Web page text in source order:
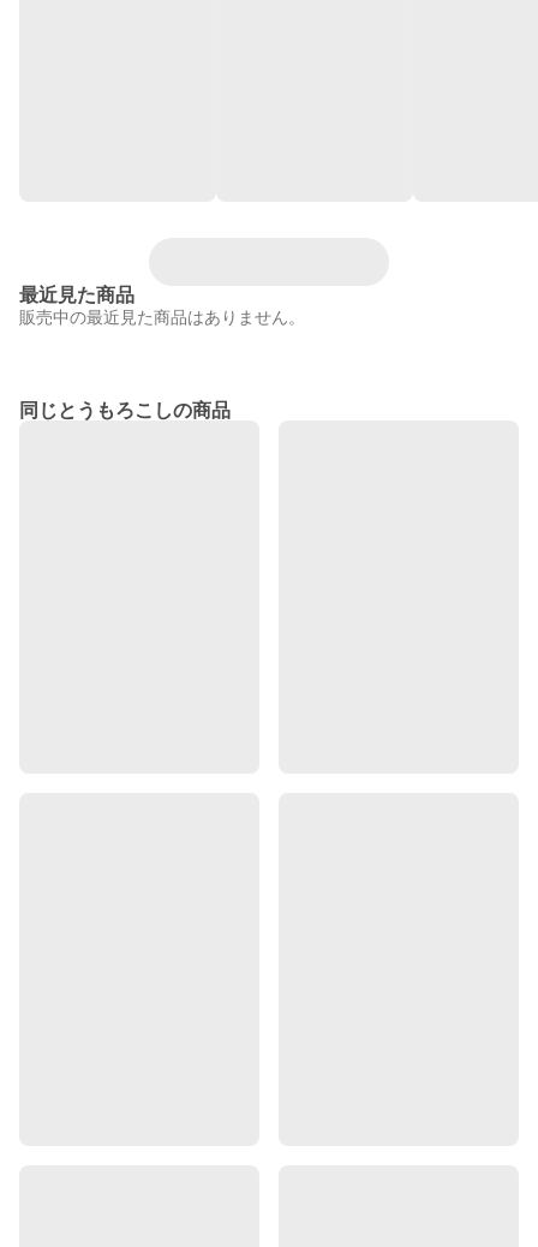
最近見た商品
販売中の最近見た商品はありません。
同じとうもろこしの商品